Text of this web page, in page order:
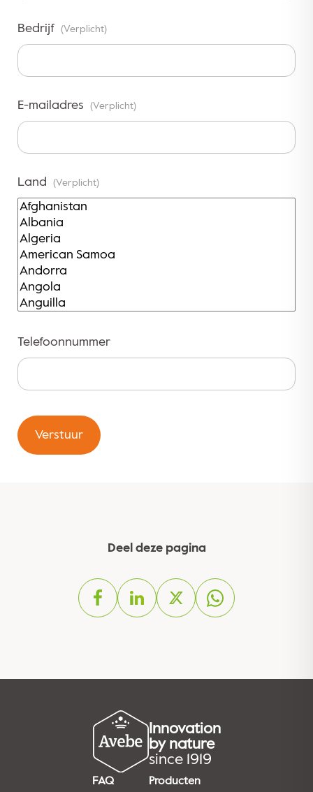
Bedrijf (Verplicht)
E-mailadres (Verplicht)
Land (Verplicht)
Telefoonnummer
Verstuur
Deel deze pagina
Innovation
by nature
since 1919
FAQ
Producten